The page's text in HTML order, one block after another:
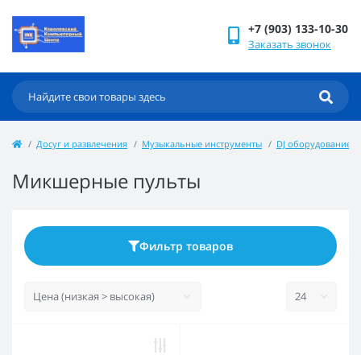
+7 (903) 133-10-30
Заказать звонок
Досуг и развлечения Музыкальные инструменты DJ оборудование
Микшерные пульты
Фильтр товаров